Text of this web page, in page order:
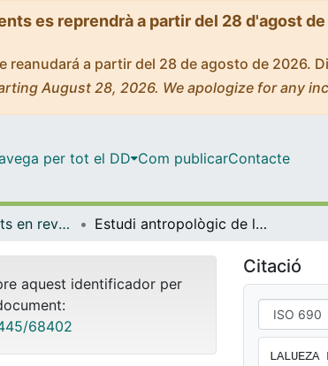
es reprendrà a partir del 28 d'agost
a partir del 28 de agosto de 2026.
August 28, 2026. We apologize for any
per tot el DD Com publicarContacte
Articles publicats en revistes (Biologia Evolutiva, Ecologia i Ciències Ambientals) Estudi antropològic de les tombes de La Muntanyeta (Roda de Ter, Osona)
aquest identificador per
68402
Citació